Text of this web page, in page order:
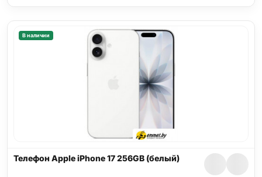
В наличии
Телефон Apple iPhone 17 256GB (белый)